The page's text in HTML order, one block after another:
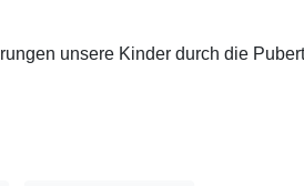
unsere Kinder durch die